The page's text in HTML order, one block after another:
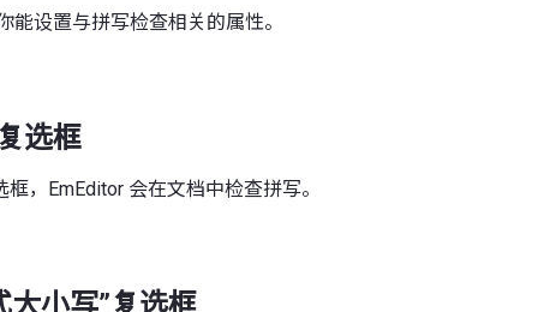
能设置与拼写检查相关的属性。
选框
，EmEditor 会在文档中检查拼写。
大小写”复选框